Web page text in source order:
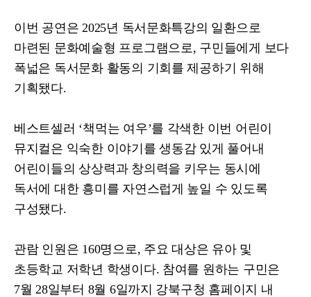
이번 공연은2025년 독서문화특강의 일환으로
마련된 문화예술형 프로그램으로, 구민들에게 보다
폭넓은 독서문화 활동의 기회를 제공하기 위해
기획됐다.
베스트셀러 ‘책먹는 여우’를 각색한 이번 어린이
뮤지컬은 익숙한 이야기를 생동감 있게 풀어내
어린이들의 상상력과 창의력을 키우는 동시에
독서에 대한 흥미를 자연스럽게 높일 수 있도록
구성됐다.
관람 인원은 160명으로, 주요 대상은 유아 및
초등학교 저학년 학생이다. 참여를 원하는 구민은
7월28일부터 8월 6일까지 강북구청 홈페이지 내